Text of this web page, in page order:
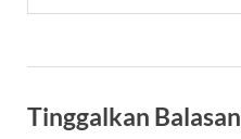
Tinggalkan Balasan